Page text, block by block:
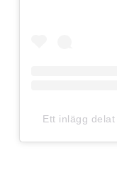
Ett inlägg